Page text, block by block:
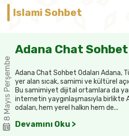
Islami Sohbet
8 Mayıs Perşembe
Adana Chat Sohbet
Adana Chat Sohbet Odaları Adana,
yer alan sıcak, samimi ve kültürel
Bu samimiyet dijital ortamlara da
internetin yaygınlaşmasıyla birlikte
odaları, hem yerel halkın hem de...
Devamını Oku >